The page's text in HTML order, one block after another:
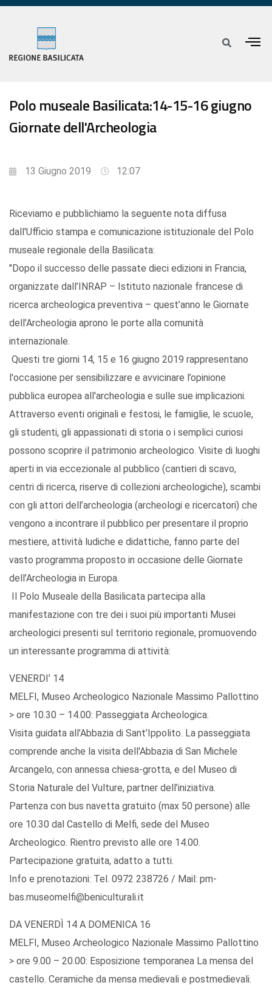
Polo museale Basilicata:14-15-16 giugno
Giornate dell'Archeologia
13 Giugno 2019 12:07
Riceviamo e pubblichiamo la seguente nota diffusa
dall'Ufficio stampa e comunicazione istituzionale del Polo
museale regionale della Basilicata:
"Dopo il successo delle passate dieci edizioni in Francia,
organizzate dall’INRAP – Istituto nazionale francese di
ricerca archeologica preventiva – quest’anno le Giornate
dell’Archeologia aprono le porte alla comunità
internazionale.
Questi tre giorni 14, 15 e 16 giugno 2019 rappresentano
l'occasione per sensibilizzare e avvicinare l’opinione
pubblica europea all'archeologia e sulle sue implicazioni.
Attraverso eventi originali e festosi, le famiglie, le scuole,
gli studenti, gli appassionati di storia o i semplici curiosi
possono scoprire il patrimonio archeologico. Visite di luoghi
aperti in via eccezionale al pubblico (cantieri di scavo,
centri di ricerca, riserve di collezioni archeologiche), scambi
con gli attori dell’archeologia (archeologi e ricercatori) che
vengono a incontrare il pubblico per presentare il proprio
mestiere, attività ludiche e didattiche, fanno parte del
vasto programma proposto in occasione delle Giornate
dell’Archeologia in Europa.
Il Polo Museale della Basilicata partecipa alla
manifestazione con tre dei i suoi più importanti Musei
archeologici presenti sul territorio regionale, promuovendo
un interessante programma di attività:
VENERDI’ 14
MELFI, Museo Archeologico Nazionale Massimo Pallottino
> ore 10.30 – 14.00: Passeggiata Archeologica.
Visita guidata all’Abbazia di Sant’Ippolito. La passeggiata
comprende anche la visita dell'Abbazia di San Michele
Arcangelo, con annessa chiesa-grotta, e del Museo di
Storia Naturale del Vulture, partner dell’iniziativa.
Partenza con bus navetta gratuito (max 50 persone) alle
ore 10.30 dal Castello di Melfi, sede del Museo
Archeologico. Rientro previsto alle ore 14.00.
Partecipazione gratuita, adatto a tutti.
Info e prenotazioni: Tel. 0972 238726 / Mail: pm-
bas.museomelfi@beniculturali.it
DA VENERDÌ 14 A DOMENICA 16
MELFI, Museo Archeologico Nazionale Massimo Pallottino
> ore 9.00 – 20.00: Esposizione temporanea La mensa del
castello. Ceramiche da mensa medievali e postmedievali.